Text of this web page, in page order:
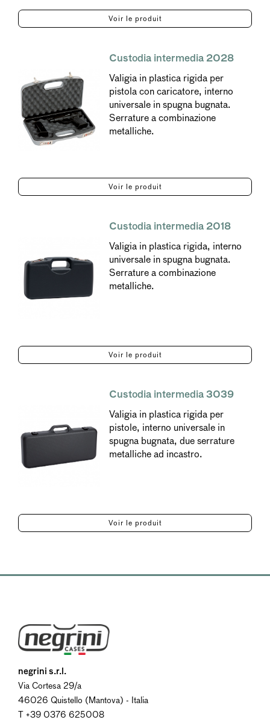
Voir le produit
Custodia intermedia 2028
Valigia in plastica rigida per
pistola con caricatore, interno
universale in spugna bugnata.
Serrature a combinazione
metalliche.
Voir le produit
Custodia intermedia 2018
Valigia in plastica rigida, interno
universale in spugna bugnata.
Serrature a combinazione
metalliche.
Voir le produit
Custodia intermedia 3039
Valigia in plastica rigida per
pistole, interno universale in
spugna bugnata, due serrature
metalliche ad incastro.
Voir le produit
negrini s.r.l.
Via Cortesa 29/a
46026 Quistello (Mantova) - Italia
T +39 0376 625008